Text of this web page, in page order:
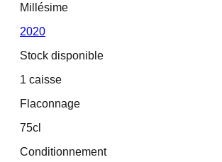
Millésime
2020
Stock disponible
1 caisse
Flaconnage
75cl
Conditionnement